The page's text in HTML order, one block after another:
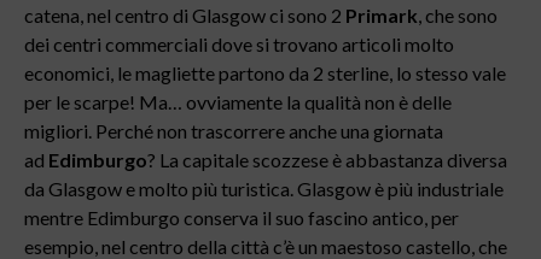
catena, nel centro di Glasgow ci sono 2 Primark , che sono
dei centri commerciali dove si trovano articoli molto
economici, le magliette partono da 2 sterline, lo stesso vale
per le scarpe! Ma… ovviamente la qualità non è delle
migliori. Perché non trascorrere anche una giornata
ad Edimburgo? La capitale scozzese è abbastanza diversa
da Glasgow e molto più turistica. Glasgow è più industriale
mentre Edimburgo conserva il suo fascino antico, per
esempio, nel centro della città c’è un maestoso castello, che